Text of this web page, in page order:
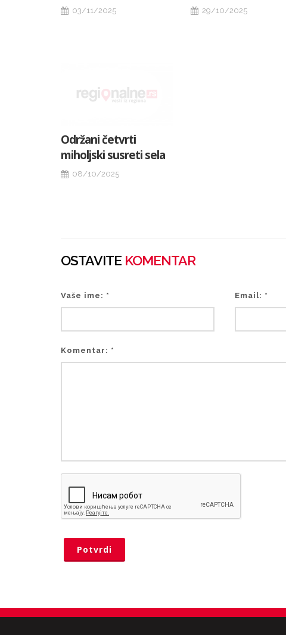
03/11/2025 29/10/2025
Održani četvrti
miholjski susreti sela
08/10/2025
OSTAVITE KOMENTAR
Vaše ime: * Email: *
Komentar: *
Potvrdi